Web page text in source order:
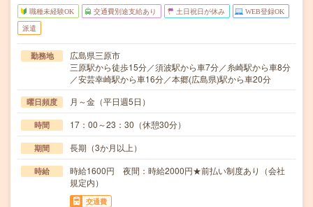
職種未経験OK 交通費別途支給あり 土日祝日が休み WEB登録OK
派遣
勤務地
広島県三原市
三原駅から徒歩15分／須波駅から車7分／糸崎駅から車8分
／安芸幸崎駅から車16分／本郷(広島県)駅から車20分
曜日頻度 月～金（平日週5日）
時間 17：00～23：30（休憩30分）
期間 長期（3か月以上）
時給
時給1600円 夜間：時給2000円★前払い制度あり（会社
規定内）
交通費